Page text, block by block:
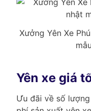
Xưởng Yên Xe
Yên xe giá
Ưu đãi về số